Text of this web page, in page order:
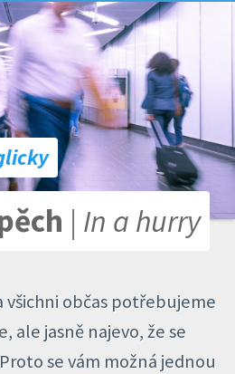
| In a hurry
všichni občas potřebujeme
ale jasně najevo, že se
se vám možná jednou